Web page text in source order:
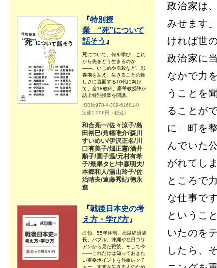
『特別授
業 “死”について
話そう 』
死について、何を学び、これ
から先をどう生きるのか
――。いじめや自殺など、思
春期を迎え、生きることの難
しさに直面する10代に向け
て、全18教科、豪華教授陣が
誌上特別授業を開講。
ISBN:978-4-309-61681-0
定価1,296円（税込）
和合亮一/佐々涼子/島
田裕巳/角幡唯介/森川
すいめい/伊沢正名/川
口有美子/畑正憲/酒井
順子/園子温/元村有希
子/最果タヒ/中森明夫/
本郷和人/湯山玲子/佐
治晴夫/遠藤秀紀/徳永
進
『戦後日本史の考
え方・学び方 』
占領、55年体制、高度経済成
長、バブル、沖縄や在日コリ
アンから見た戦後、そして今
――これだけは知っておきた
い重要ポイントを熱血レクチ
ャー。未来を生きる人のため
政治家は
みせます
ければ世
政治家に
なかで力
うことを
ることが
に」町を
んでいた
がれてし
ところで
な仕事で
というこ
いたのを
したら、